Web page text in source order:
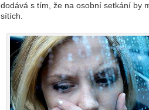
dodává s tím, že na osobní setkání by
sítích.